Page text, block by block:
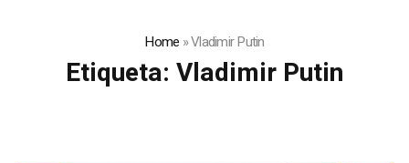
Home »Vladimir Putin
Etiqueta: Vladimir Putin